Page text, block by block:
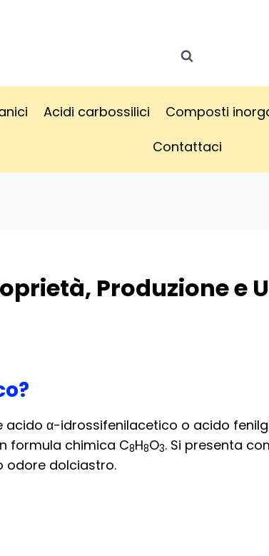
Acidi carbossilici Composti
Contattaci
Produzione e
acido α-idrossifenilacetico o acido
formula chimica C8H8O3. Si presenta
odore dolciastro.